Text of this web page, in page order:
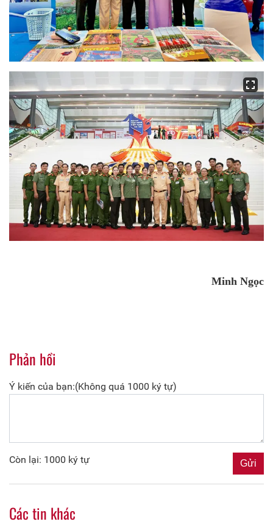
Minh Ngọc
Phản hồi
Ý kiến của bạn:(Không quá 1000 ký tự)
Còn lại: 1000 ký tự
Các tin khác